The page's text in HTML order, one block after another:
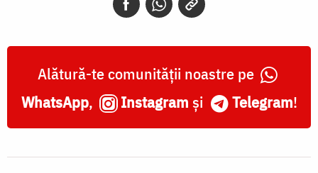
Alătură-te comunității noastre pe
WhatsApp, Instagram și Telegram!